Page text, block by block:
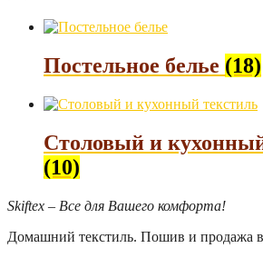
Постельное белье (18)
Столовый и
(10)
Skiftex – Все для Вашего комфорта!
Домашний текстиль. Пошив и продажа